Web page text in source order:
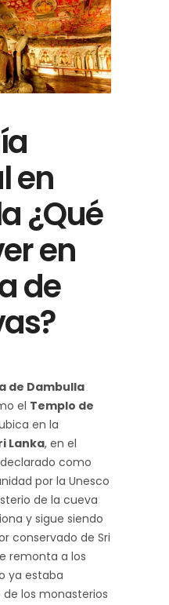
en
¿Qué
en
de
de Dambulla
el Templo de
en la
Lanka, en el
como
por la Unesco
de la cueva
y sigue siendo
conservado de Sri
remonta a los
ya estaba
los monasterios